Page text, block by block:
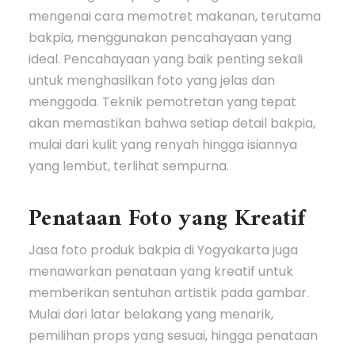
mengenai cara memotret makanan, terutama
bakpia, menggunakan pencahayaan yang
ideal. Pencahayaan yang baik penting sekali
untuk menghasilkan foto yang jelas dan
menggoda. Teknik pemotretan yang tepat
akan memastikan bahwa setiap detail bakpia,
mulai dari kulit yang renyah hingga isiannya
yang lembut, terlihat sempurna.
Penataan Foto yang Kreatif
Jasa foto produk bakpia di Yogyakarta juga
menawarkan penataan yang kreatif untuk
memberikan sentuhan artistik pada gambar.
Mulai dari latar belakang yang menarik,
pemilihan props yang sesuai, hingga penataan